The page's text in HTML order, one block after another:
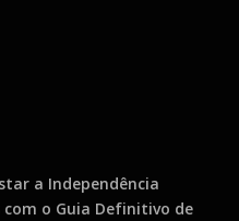
a Independência
com o Guia Definitivo de